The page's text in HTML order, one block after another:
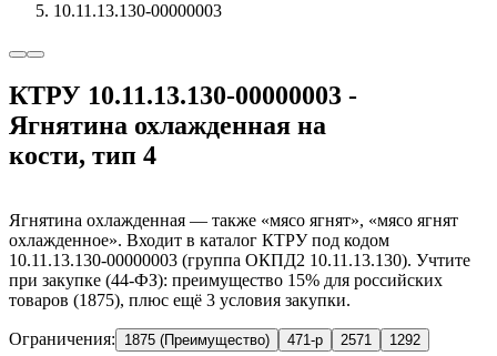
10.11.13.130-00000003
КТРУ 10.11.13.130-00000003 -
Ягнятина охлажденная на
кости, тип 4
Ягнятина охлажденная — также «мясо ягнят», «мясо ягнят
охлажденное». Входит в каталог КТРУ под кодом
10.11.13.130-00000003 (группа ОКПД2 10.11.13.130). Учтите
при закупке (44-ФЗ): преимущество 15% для российских
товаров (1875), плюс ещё 3 условия закупки.
Ограничения: 1875 (Преимущество) 471-р 2571 1292